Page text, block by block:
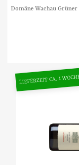
Domäne Wachau
LIEFERZEIT CA. 1